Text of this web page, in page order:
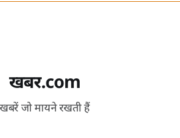
खबर.com
खबरें जो मायने रखती हैं